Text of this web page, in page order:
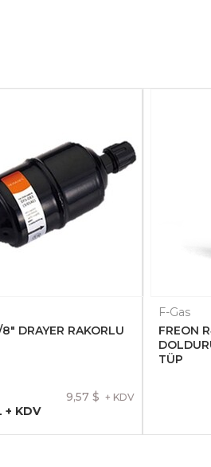
DRAYER RAKORLU
9,57 $ + KDV
+ KDV
F-Gas
FREON
TÜP